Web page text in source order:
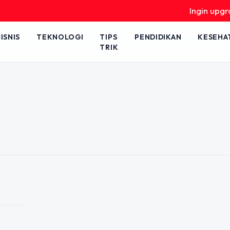
Ingin
TEKNOLOGI
TIPS
TRIK
PENDIDIKAN
Tahap Ini
Tes Wawasan
momok bagi banyak peserta